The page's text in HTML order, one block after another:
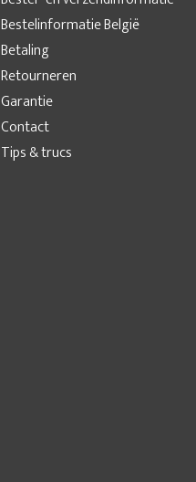
Bestelinformatie België
Betaling
Retourneren
Garantie
Contact
Tips & trucs